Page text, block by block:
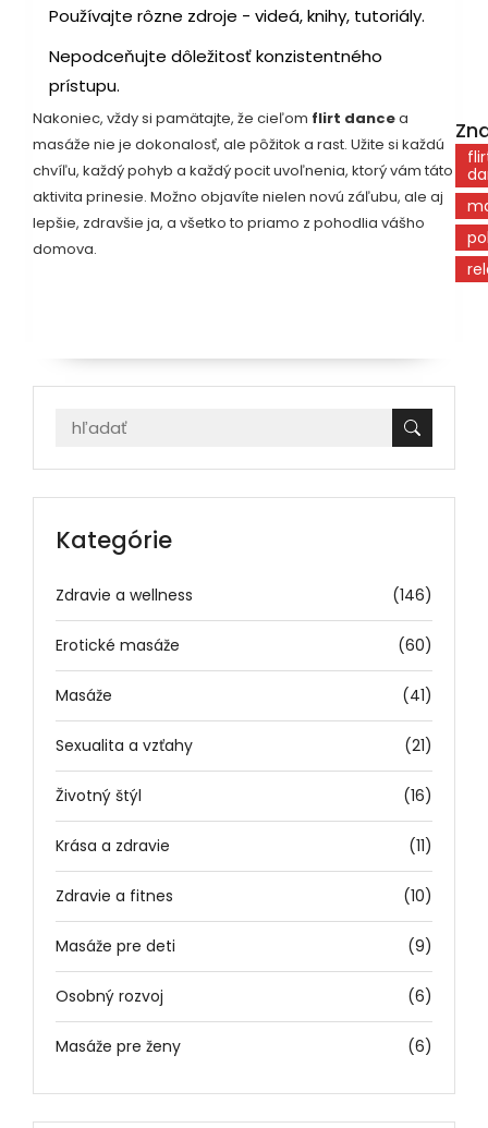
Používajte rôzne zdroje - videá, knihy, tutoriály.
Nepodceňujte dôležitosť konzistentného
prístupu.
Nakoniec, vždy si pamätajte, že cieľom flirt dancea
masáže nie je dokonalosť, ale pôžitok a rast. Užite si každú
chvíľu, každý pohyb a každý pocit uvoľnenia, ktorý vám táto
aktivita prinesie. Možno objavíte nielen novú záľubu, ale aj
lepšie, zdravšie ja, a všetko to priamo z pohodlia vášho
domova.
Kategórie
Zdravie a wellness (146)
Erotické masáže (60)
Masáže (41)
Sexualita a vzťahy (21)
Životný štýl (16)
Krása a zdravie (11)
Zdravie a fitnes (10)
Masáže pre deti (9)
Osobný rozvoj (6)
Masáže pre ženy (6)